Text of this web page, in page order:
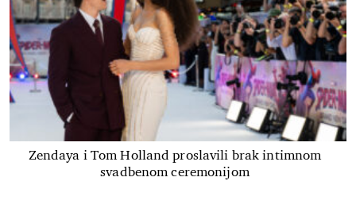
Zendaya i Tom Holland proslavili brak intimnom
svadbenom ceremonijom